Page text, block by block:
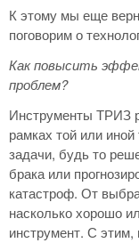
К этому мы еще
поговорим о
Как повысить
проблем?
Инструменты ТРИЗ
рамках той или
задачи, будь то
брака или
катастроф. От
насколько хорошо
инструмент. С этим,